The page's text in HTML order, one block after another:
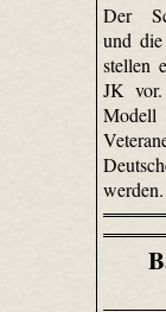
Der
und
stellen
JK
werden.